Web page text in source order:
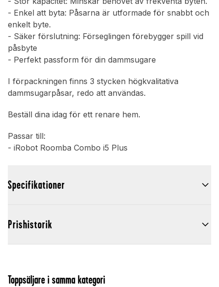
- Enkel att byta: Påsarna är utformade för snabbt och
enkelt byte.
- Säker förslutning: Förseglingen förebygger spill vid
påsbyte
- Perfekt passform för din dammsugare
I förpackningen finns 3 stycken högkvalitativa
dammsugarpåsar, redo att användas.
Beställ dina idag för ett renare hem.
Passar till:
- iRobot Roomba Combo i5 Plus
Specifikationer
Prishistorik
Toppsäljare i samma kategori